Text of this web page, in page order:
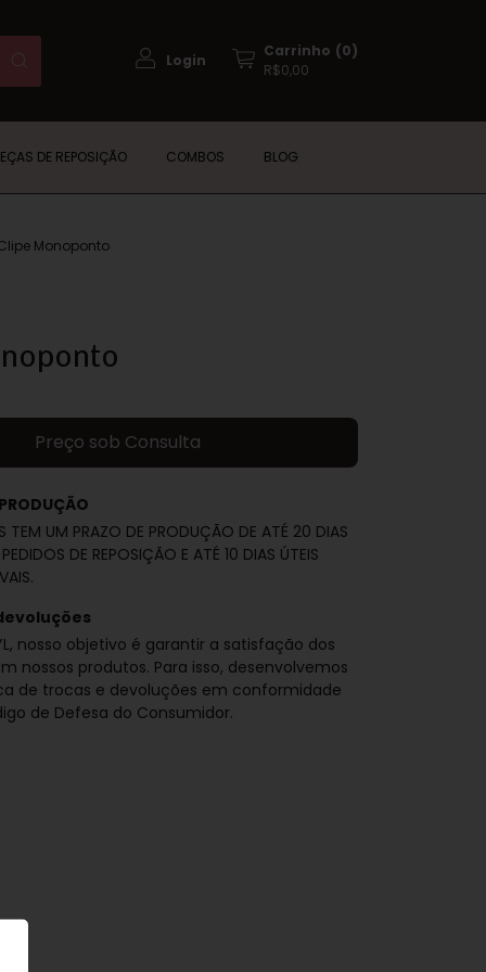
Login
Carrinho (0)
R$0,00
DE REPOSIÇÃO COMBOS BLOG
Monoponto
TEM UM PRAZO DE PRODUÇÃO DE ATÉ 20 DIAS
DE REPOSIÇÃO E ATÉ 10 DIAS ÚTEIS
nosso objetivo é garantir a satisfação dos
nossos produtos. Para isso, desenvolvemos
de trocas e devoluções em conformidade
de Defesa do Consumidor.